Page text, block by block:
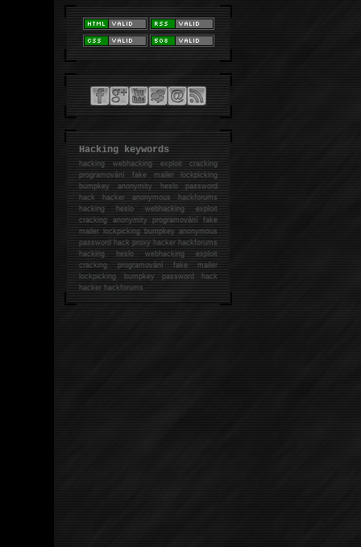
Hacking keywords
hackingwebhacking exploit cracking
programování fake mailer lockpicking
bumpkey anonymity heslo password
hackhacker anonymous hackforums
hackingheslo webhacking exploit
cracking anonymity programování fake
mailer lockpicking bumpkey anonymous
password hack proxy hacker hackforums
hacking heslo webhacking exploit
cracking programování fake mailer
lockpicking bumpkey password hack
hackerhackforums